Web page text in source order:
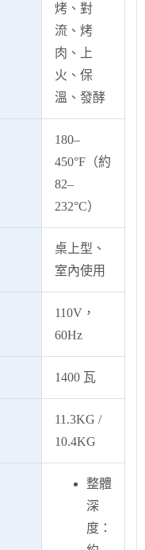
烤、對
流、烤
肉、上
火、保
溫、發酵
180–
450°F（約
82–
232°C）
桌上型、
室內使用
110V，
60Hz
1400 瓦
11.3KG /
10.4KG
整體
深
度：